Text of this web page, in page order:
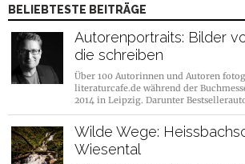
BELIEBTESTE BEITRÄGE
Autorenportraits: Bilder
die schreiben
Über 100 Autorinnen und Autoren
literaturcafe.de während der
2014 in Leipzig. Darunter
Wilde Wege:
Wiesental